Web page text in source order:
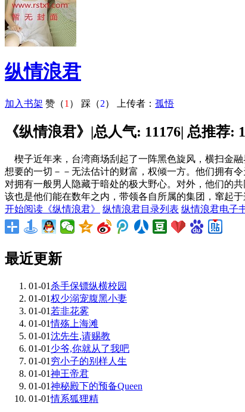
纵情浪君
加入书架 赞（1 ） 踩（2） 上传者： 孤悟
《纵情浪君》|总人气: 11176| 总推荐:
楔子近年来，台湾商场刮起了一阵黑色旋风，横扫金
想要的一切－－无法估计的财富，权倾一方。他们拥有
对拥有一般男人隐藏于暗处的极大野心。对外，他们的
该也是他们能在数年之内，带领各自所属的集团，窜起
开始阅读《纵情浪君》
纵情浪君目录列表 纵情浪君电子
最近更新
01-01杀手保镖纵横校园
01-01权少溺宠腹黑小妻
01-01 若非花雾
01-01情殇上海滩
01-01沈先生,请赐教
01-01 少爷,你就从了我吧
01-01 穷小子的别样人生
01-01神王帝君
01-01神秘殿下的预备Queen
01-01情系狐狸精